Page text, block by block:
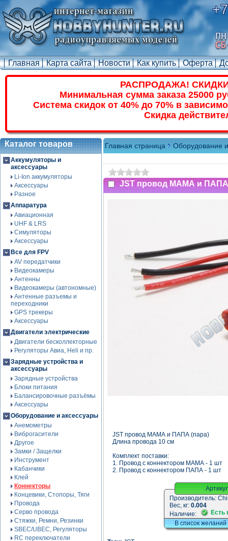
Главная Карта сайта Новости Как купить Оферта
РАСПРОДАЖА!
Минимальная сумма заказа 25000
Система скидок от 40% до 70% в
Скидка
Каталог товаров
Аккумуляторы и
аксессуары
Li-Ion аккумуляторы
Аксессуары
Разное
Аппаратура
Авиационная
UHF & LRS
Симуляторы
Аксессуары
Все для FPV
AV передатчики
Видеокамеры
Антенны
Видеокамеры (автономные)
Антенные разъемы и
переходники
GPS трекеры
Аксессуары
Двигатели электрические
Двигатели бесколлекторные
Регуляторы Авиа, Heli и пр.
Зарядные устройства и
аксессуары
Зарядные устройства
Блоки питания
Балансировочные разъёмы
Аксессуары
Оборудование и аксессуары
Анемометры
Виброгасители
Другое
Замки / Защелки
Инструмент
Кабанчики
Клей
Коннекторы
Концевики, Стопоры, Тяги
Провода
Серво провода
Стяжки, Ремни, Резинки
SBEC/UBEC, Регуляторы
RC переключатели
Главная страница Оборудование
JST провод МАМА и ПАПА
JST провод МАМА и ПАПА (пара)
Длина провода 10 см
Комплект поставки:
1. Провод с коннектором МАМА - 1 шт
2. Провод с коннектором ПАПА - 1 шт
Производитель:
Вес, кг: 0.004
Наличие:
Есть
В список желаний